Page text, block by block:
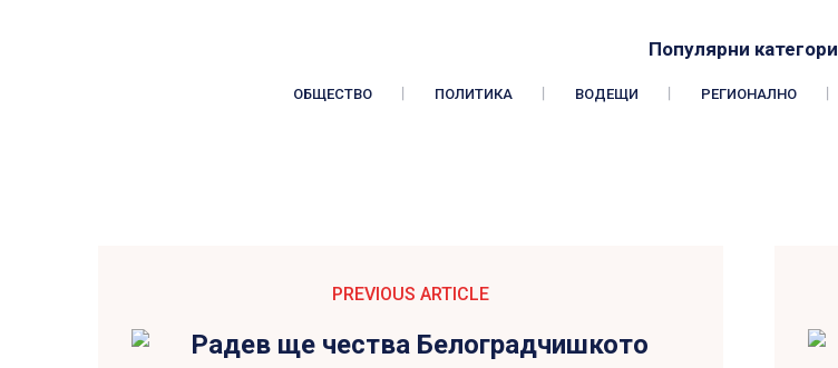
Популярни
ОБЩЕСТВО ПОЛИТИКА ВОДЕЩИ РЕГИОНАЛНО
PREVIOUS ARTICLE